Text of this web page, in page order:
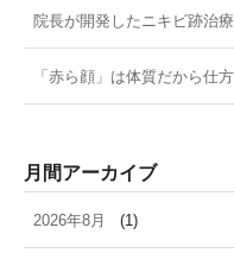
院長が開発したニキビ跡治
「赤ら顔」は体質だから仕
月間アーカイブ
2026年8月 (1)